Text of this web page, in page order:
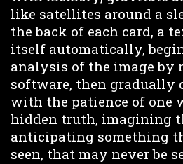
like satellites around a
the back of each card, a
itself automatically,
analysis of the image by
software, then gradually
with the patience of one
hidden truth, imagining
anticipating something
seen, that may never be